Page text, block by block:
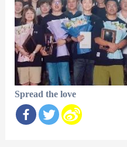
Spread the love